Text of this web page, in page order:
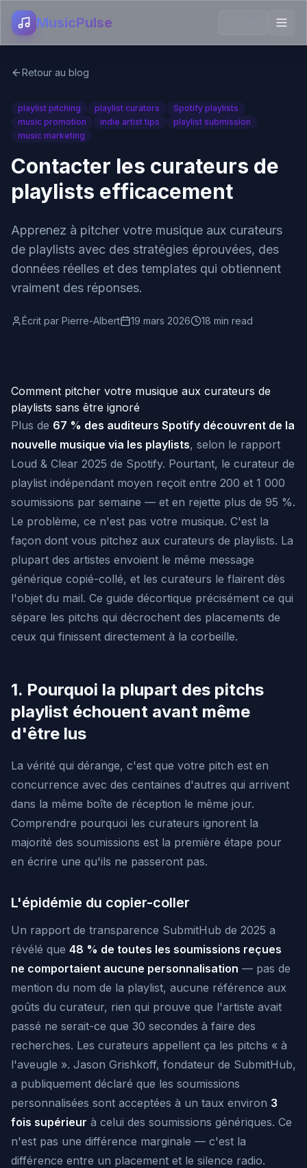
MusicPulse
Retour au blog
playlist pitching playlist curators
Spotify playlists
music promotion
indie artist tips
playlist submission
music marketing
Contacter les curateurs de
playlists efficacement
Apprenez à pitcher votre musique aux curateurs
de playlists avec des stratégies éprouvées, des
données réelles et des templates qui obtiennent
vraiment des réponses.
Écrit par Pierre-Albert 19 mars 2026 18 min read
Comment pitcher votre musique aux curateurs de
playlists sans être ignoré
Plus de 67 % des auditeurs Spotify découvrent de la
nouvelle musique via les playlists, selon le rapport
Loud & Clear 2025 de Spotify. Pourtant, le curateur de
playlist indépendant moyen reçoit entre 200 et 1 000
soumissions par semaine — et en rejette plus de 95 %.
Le problème, ce n'est pas votre musique. C'est la
façon dont vous pitchez aux curateurs de playlists. La
plupart des artistes envoient le même message
générique copié-collé, et les curateurs le flairent dès
l'objet du mail. Ce guide décortique précisément ce qui
sépare les pitchs qui décrochent des placements de
ceux qui finissent directement à la corbeille.
1. Pourquoi la plupart des pitchs
playlist échouent avant même
d'être lus
La vérité qui dérange, c'est que votre pitch est en
concurrence avec des centaines d'autres qui arrivent
dans la même boîte de réception le même jour.
Comprendre pourquoi les curateurs ignorent la
majorité des soumissions est la première étape pour
en écrire une qu'ils ne passeront pas.
L'épidémie du copier-coller
Un rapport de transparence SubmitHub de 2025 a
révélé que 48 % de toutes les soumissions reçues
ne comportaient aucune personnalisation — pas de
mention du nom de la playlist, aucune référence aux
goûts du curateur, rien qui prouve que l'artiste avait
passé ne serait-ce que 30 secondes à faire des
recherches. Les curateurs appellent ça les pitchs « à
l'aveugle ». Jason Grishkoff, fondateur de SubmitHub,
a publiquement déclaré que les soumissions
personnalisées sont acceptées à un taux environ 3
fois supérieur à celui des soumissions génériques. Ce
n'est pas une différence marginale — c'est la
différence entre un placement et le silence radio.